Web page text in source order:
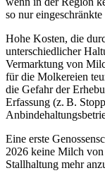
so nur
Hohe Kosten, die
unterschiedlicher
Vermarktung von
für die Molkereien
die Gefahr der
Erfassung (z. B.
Eine erste
2026 keine Milch
Stallhaltung mehr